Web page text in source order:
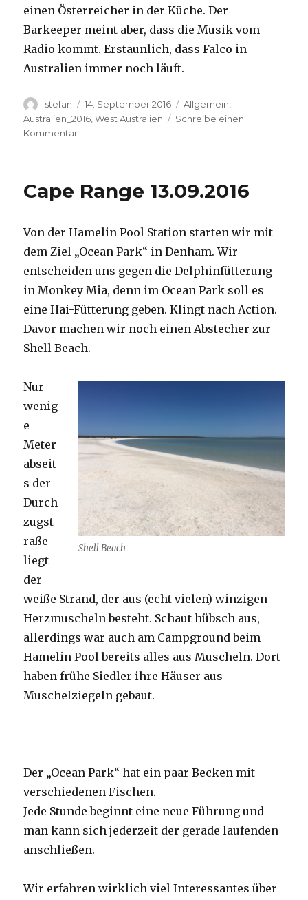
einen Österreicher in der Küche. Der
Barkeeper meint aber, dass die Musik vom
Radio kommt. Erstaunlich, dass Falco in
Australien immer noch läuft.
Autor
stefan
Veröffentlicht
am
14. September 2016 Kategorien
Allgemein
Australien_2016 ,West Australien
Schreibe einen
Kommentarzu
Cape Range 13.09.2016
Von der Hamelin Pool Station starten wir mit
dem Ziel „Ocean Park“ in Denham. Wir
entscheiden uns gegen die Delphinfütterung
in Monkey Mia, denn im Ocean Park soll es
eine Hai-Fütterung geben. Klingt nach Action.
Davor machen wir noch einen Abstecher zur
Shell Beach.
Shell Beach
Nur
wenig
e
Meter
abseit
s der
Durch
zugst
raße
liegt
der
weiße Strand, der aus (echt vielen) winzigen
Herzmuscheln besteht. Schaut hübsch aus,
allerdings war auch am Campground beim
Hamelin Pool bereits alles aus Muscheln. Dort
haben frühe Siedler ihre Häuser aus
Muschelziegeln gebaut.
Der „Ocean Park“ hat ein paar Becken mit
verschiedenen Fischen.
Jede Stunde beginnt eine neue Führung und
man kann sich jederzeit der gerade laufenden
anschließen.
Wir erfahren wirklich viel Interessantes über